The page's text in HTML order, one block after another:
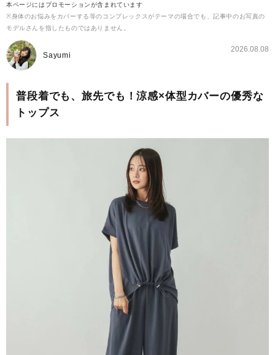
本ページにはプロモーションが含まれています
※身体のお悩みをカバーする等のコンプレックスがテーマの場合でも、記事中のお写真の
モデルさんを指したものではありません。
Sayumi
2026.08.08
普段着でも、旅先でも！涼感×体型カバーの優秀な
トップス